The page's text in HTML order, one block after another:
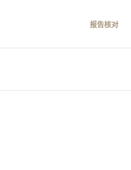
报告核对